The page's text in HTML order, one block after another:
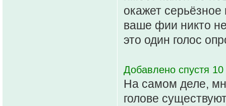
окажет
ваше фии никто
это один голос
Добавлено спустя
На самом деле,
голове